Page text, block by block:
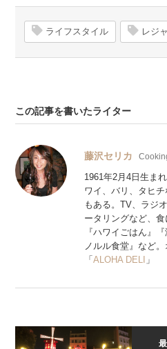
ライフスタイル レジ
この記事を書いたライター
藤沢セリカ
1961年2月4日生ま
ワイ、バリ、タヒ
もある。TV、ラジ
ータリングなど、
『ハワイごはん』
ノルル食堂』など
「ALOHA DELI 」